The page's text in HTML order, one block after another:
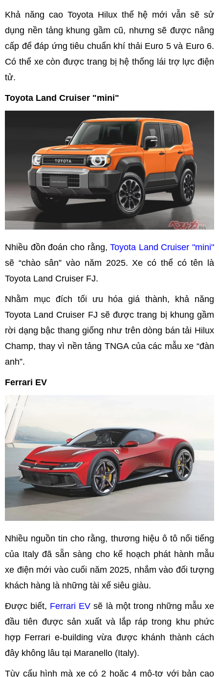
Khả năng cao Toyota Hilux thế hệ mới vẫn sẽ sử
dụng nền tảng khung gầm cũ, nhưng sẽ được nâng
cấp để đáp ứng tiêu chuẩn khí thải Euro 5 và Euro 6.
Có thể xe còn được trang bị hệ thống lái trợ lực điện
tử.
Toyota Land Cruiser "mini"
Nhiều đồn đoán cho rằng,Toyota Land Cruiser "mini"
sẽ “chào sân” vào năm 2025. Xe có thể có tên là
Toyota Land Cruiser FJ.
Nhằm mục đích tối ưu hóa giá thành, khả năng
Toyota Land Cruiser FJ sẽ được trang bị khung gầm
rời dạng bậc thang giống như trên dòng bán tải Hilux
Champ, thay vì nền tảng TNGA của các mẫu xe “đàn
anh”.
Ferrari EV
Nhiều nguồn tin cho rằng, thương hiệu ô tô nổi tiếng
của Italy đã sẵn sàng cho kế hoạch phát hành mẫu
xe điện mới vào cuối năm 2025, nhắm vào đối tượng
khách hàng là những tài xế siêu giàu.
Được biết, Ferrari EVsẽ là một trong những mẫu xe
đầu tiên được sản xuất và lắp ráp trong khu phức
hợp Ferrari e-building vừa được khánh thành cách
đây không lâu tại Maranello (Italy).
Tùy cấu hình mà xe có 2 hoặc 4 mô-tơ với bản cao